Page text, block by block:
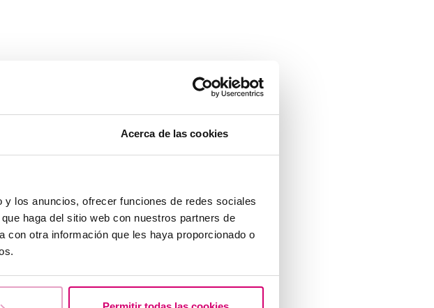
Acerca de las cookies
los anuncios, ofrecer funciones de redes sociales
haga del sitio web con nuestros partners de
con otra información que les haya proporcionado o